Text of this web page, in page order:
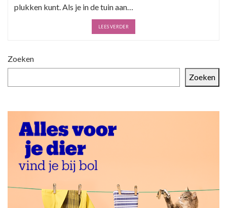
plukken kunt. Als je in de tuin aan…
LEES VERDER
Zoeken
Zoeken